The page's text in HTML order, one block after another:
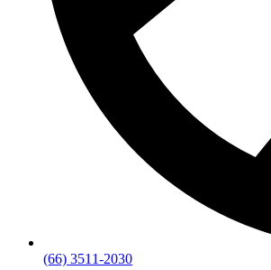
(66) 3511-2030